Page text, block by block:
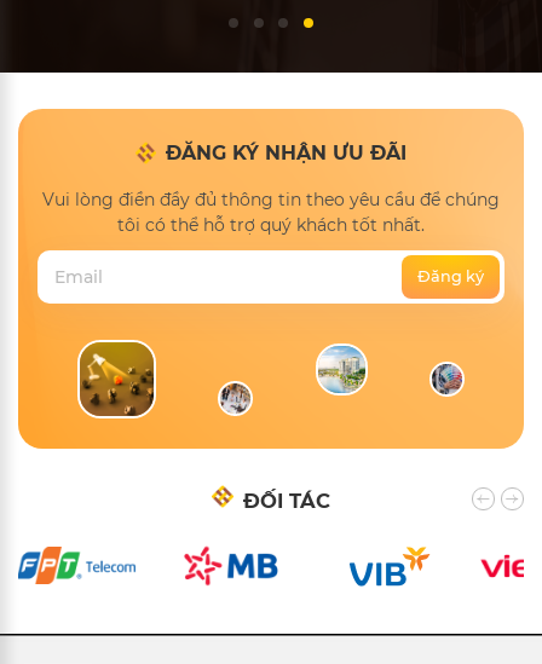
ĐĂNG KÝ NHẬN ƯU ĐÃI
Vui lòng điền đầy đủ thông tin theo yêu cầu để chúng
tôi có thể hỗ trợ quý khách tốt nhất.
ĐỐI TÁC